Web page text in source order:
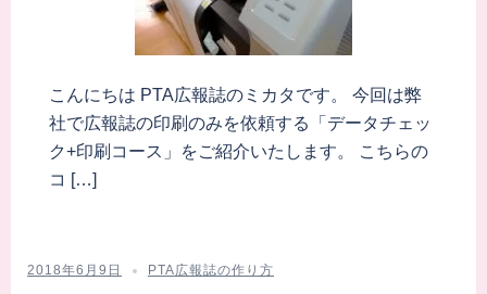
こんにちは PTA広報誌のミカタです。 今回は弊
社で広報誌の印刷のみを依頼する「データチェッ
ク+印刷コース」をご紹介いたします。 こちらの
コ […]
2018年6月9日 PTA広報誌の作り方